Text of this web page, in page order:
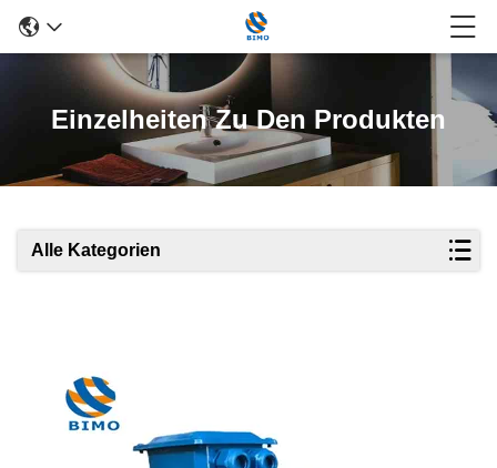
Einzelheiten Zu Den Produkten
Alle Kategorien